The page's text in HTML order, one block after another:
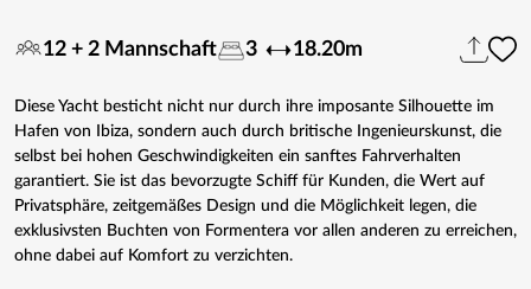
12 + 2 Mannschaft 3 18.20m
Diese Yacht besticht nicht nur durch ihre imposante Silhouette im
Hafen von Ibiza, sondern auch durch britische Ingenieurskunst, die
selbst bei hohen Geschwindigkeiten ein sanftes Fahrverhalten
garantiert. Sie ist das bevorzugte Schiff für Kunden, die Wert auf
Privatsphäre, zeitgemäßes Design und die Möglichkeit legen, die
exklusivsten Buchten von Formentera vor allen anderen zu erreichen,
ohne dabei auf Komfort zu verzichten.